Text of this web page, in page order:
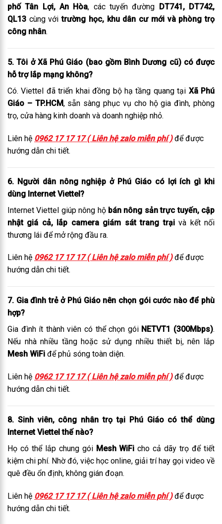
phố Tân Lợi, An Hòa, các tuyến đường
DT741, DT742,
QL13 cùng vớitrường học, khu dân cư mới và phòng trọ
công nhân.
5.Tôi ở Xã Phú Giáo (bao gồm Bình Dương cũ) có được
hỗ trợ lắp mạng không?
Có. Viettel đã triển khai đồng bộ hạ tầng quang tại Xã Phú
Giáo – TP.HCM, sẵn sàng phục vụ cho hộ gia đình, phòng
trọ, cửa hàng kinh doanh và doanh nghiệp nhỏ.
Liên hệ 0962 17 17 17 ( Liên hệ zalo miễn phí ) để được
hướng dẫn chi tiết.
6. Người dân nông nghiệp ở Phú Giáo có lợi ích gì khi
dùng Internet Viettel?
Internet Viettel giúp nông hộ bán nông sản trực tuyến, cập
nhật giá cả, lắp camera giám sát trang trạivà kết nối
thương lái để mở rộng đầu ra.
Liên hệ 0962 17 17 17 ( Liên hệ zalo miễn phí ) để được
hướng dẫn chi tiết.
7. Gia đình trẻ ở Phú Giáo nên chọn gói cước nào để phù
hợp?
Gia đình ít thành viên có thể chọn gói NETVT1 (300Mbps).
Nếu nhà nhiều tầng hoặc sử dụng nhiều thiết bị, nên lắp
Mesh WiFi để phủ sóng toàn diện.
Liên hệ 0962 17 17 17 ( Liên hệ zalo miễn phí ) để được
hướng dẫn chi tiết.
8. Sinh viên, công nhân trọ tại Phú Giáo có thể dùng
Internet Viettel thế nào?
Họ có thể lắp chung gói Mesh WiFi cho cả dãy trọ để tiết
kiệm chi phí. Nhờ đó, việc học online, giải trí hay gọi video về
quê đều ổn định, không gián đoạn.
Liên hệ 0962 17 17 17 ( Liên hệ zalo miễn phí ) để được
hướng dẫn chi tiết.